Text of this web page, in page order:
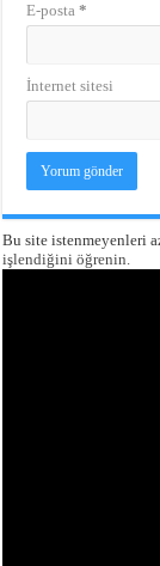
E-posta*
İnternet sitesi
Bu site istenmeyenleri
işlendiğini öğrenin.